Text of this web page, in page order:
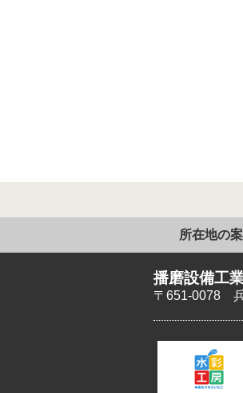
所在地の
播磨設備工
〒651-0078